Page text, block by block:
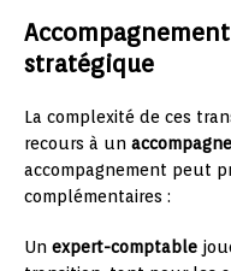
stratégique
La complexité de ces
recours à un
accompagnement peut
complémentaires :
Un expert-comptable